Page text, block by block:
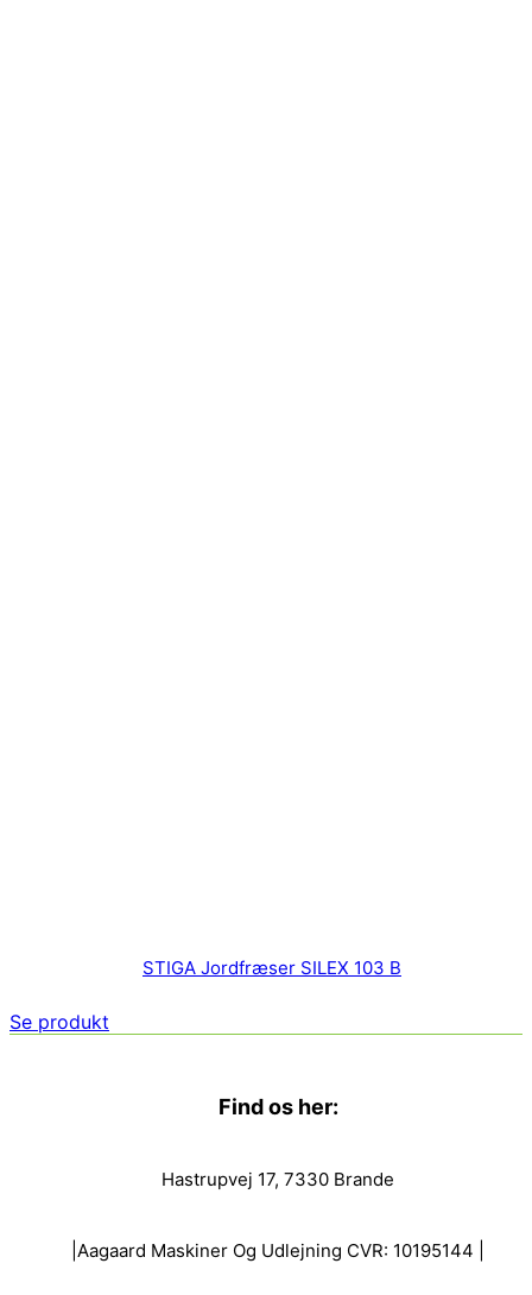
STIGA Jordfræser SILEX 103 B
Se produkt
Find os her:
Hastrupvej 17, 7330 Brande
|Aagaard Maskiner Og Udlejning CVR: 10195144 |